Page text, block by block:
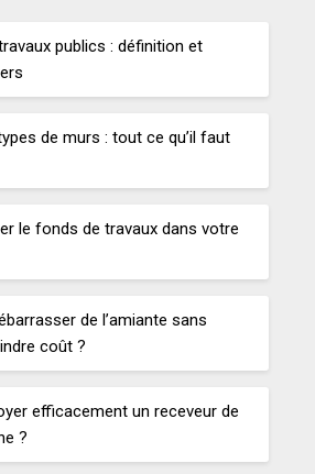
publics : définition et
de murs : tout ce qu’il faut
le fonds de travaux dans votre
de l’amiante sans
coût ?
efficacement un receveur de
?